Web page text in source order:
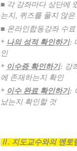
■ 각 강좌마다 상단에
는지, 퀴즈를 풀지 않
■ 온라인합동강좌 수
* 나의 성적 확인하기:
인
* 이수증 확인하기: 강
에 존재하는지 확인
* 이수 완료 확인하기:
났는지 확인할 것
Ⅱ. 지도교수와의 멘토